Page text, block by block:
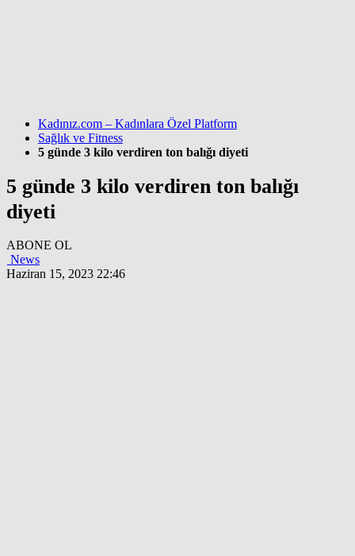
Kadınız.com – Kadınlara Özel Platform
Sağlık ve Fitness
5 günde 3 kilo verdiren ton balığı diyeti
5 günde 3 kilo verdiren ton balığı
diyeti
ABONE OL
News
Haziran 15, 2023 22:46